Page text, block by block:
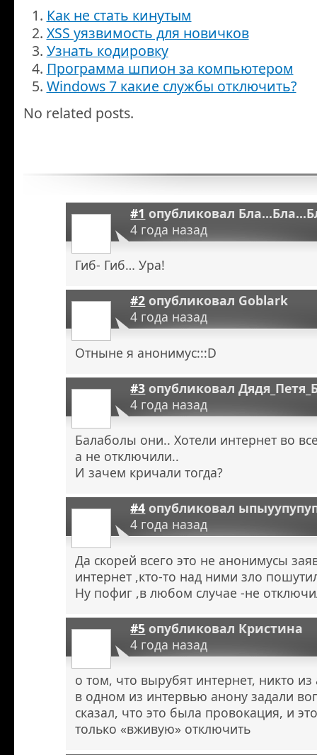
Как не стать кинутым
XSS уязвимость для новичков
Узнать кодировку
Программа шпион за компьютером
Windows 7 какие службы отключить?
No related posts.
#1 опубликовал
4 года назад
Гиб- Гиб… Ура!
#2 опубликовал Goblark
4 года назад
Отныне я анонимус:::D
#3 опубликовал
4 года назад
Балаболы они.. Хотели интернет во
а не отключили..
И зачем кричали тогда?
#4 опубликовал
4 года назад
Да скорей всего это не анонимусы
интернет ,кто-то над ними зло
Ну пофиг ,в любом случае -не
#5 опубликовал Кристина
4 года назад
о том, что вырубят интернет, никто
в одном из интервью анону задали
сказал, что это была провокация, и
только «вживую» отключить